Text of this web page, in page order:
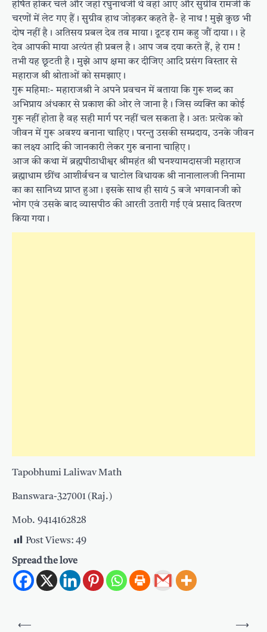
हर्षित होकर चले और जहां रघुनाथजी थे वहां आए और सुग्रीव रामजी के
चरणों में लेट गए हैं । सुग्रीव हाथ जोड़कर कहते है- हे नाथ ! मुझे कुछ भी
दोष नहीं है । अतिसय प्रबल देव तव माया । दूटइ राम कहु जौं दाया ।। हे
देव आपकी माया अत्यंत ही प्रबल है । आप जब दया करते हैं, हे राम !
तभी यह छूटती है । मुझे आप क्षमा कर दीजिए आदि प्रसंग विस्तार से
महाराज श्री श्रोताओं को समझाए ।
गुरू महिमाः- महाराजश्री ने अपने प्रवचन में बताया कि गुरू शब्द का
अभिप्राय अंधकार से प्रकाश की ओर ले जाना है। जिस व्यक्ति का कोई
गुरू नहीं होता है वह सही मार्ग पर नहीं चल सकता है। अतः प्रत्येक को
जीवन में गुरू अवश्य बनाना चाहिए। परन्तु उसकी सम्प्रदाय, उनके जीवन
का लक्ष्य आदि की जानकारी लेकर गुरु बनाना चाहिए ।
आज की कथा में ब्रह्मपीठाधीश्वर श्रीमहंत श्री घनश्यामदासजी महाराज
ब्रह्माधाम छींच आशीर्वचन व घाटोल विधायक श्री नानालालजी निनामा
का का सानिध्य प्राप्त हुआ । इसके साथ ही सायं 5 बजे भगवानजी को
भोग एवं उसके बाद व्यासपीठ की आरती उतारी गई एवं प्रसाद वितरण
किया गया ।
Tapobhumi Laliwav Math
Banswara-327001 (Raj.)
Mob. 9414162828
Post Views: 49
Spread the love
Post
⟵
⟶